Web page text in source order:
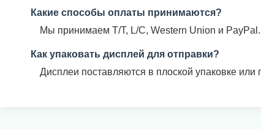
Какие способы оплаты принимаются?
Мы принимаем T/T, L/C, Western Union и PayPal.
Как упаковать дисплей для отправки?
Дисплеи поставляются в плоской упаковке